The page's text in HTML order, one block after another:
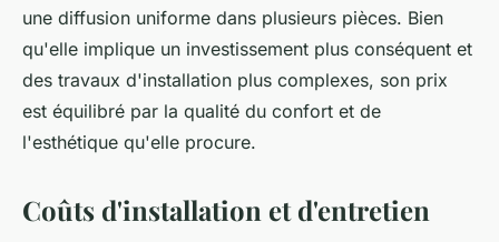
une diffusion uniforme dans plusieurs pièces. Bien
qu'elle implique un investissement plus conséquent et
des travaux d'installation plus complexes, son prix
est équilibré par la qualité du confort et de
l'esthétique qu'elle procure.
Coûts d'installation et d'entretien